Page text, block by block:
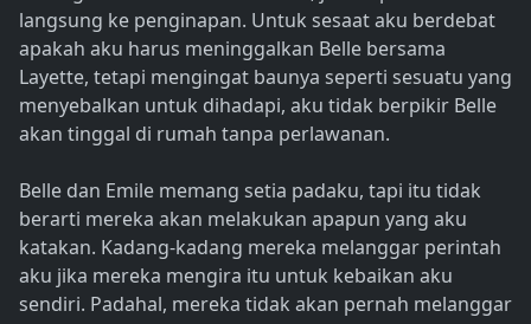
langsung ke penginapan. Untuk sesaat aku berdebat
apakah aku harus meninggalkan Belle bersama
Layette, tetapi mengingat baunya seperti sesuatu yang
menyebalkan untuk dihadapi, aku tidak berpikir Belle
akan tinggal di rumah tanpa perlawanan.
Belle dan Emile memang setia padaku, tapi itu tidak
berarti mereka akan melakukan apapun yang aku
katakan. Kadang-kadang mereka melanggar perintah
aku jika mereka mengira itu untuk kebaikan aku
sendiri. Padahal, mereka tidak akan pernah melanggar